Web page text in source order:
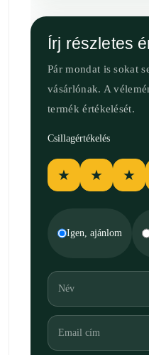
Írj részletes
Pár mondat is sokat
vásárlónak. A
termék értékelését.
Csillagértékelés
★ ★ ★
Igen, ajánlom